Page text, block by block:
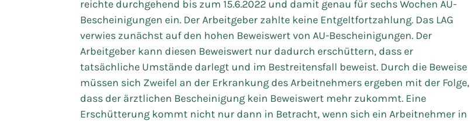
reichte durchgehend bis zum 15.6.2022 und damit genau für sechs Wochen AU-
Bescheinigungen ein. Der Arbeitgeber zahlte keine Entgeltfortzahlung. Das LAG
verwies zunächst auf den hohen Beweiswert von AU-Bescheinigungen. Der
Arbeitgeber kann diesen Beweiswert nur dadurch erschüttern, dass er
tatsächliche Umstände darlegt und im Bestreitensfall beweist. Durch die Beweise
müssen sich Zweifel an der Erkrankung des Arbeitnehmers ergeben mit der Folge,
dass der ärztlichen Bescheinigung kein Beweiswert mehr zukommt. Eine
Erschütterung kommt nicht nur dann in Betracht, wenn sich ein Arbeitnehmer in